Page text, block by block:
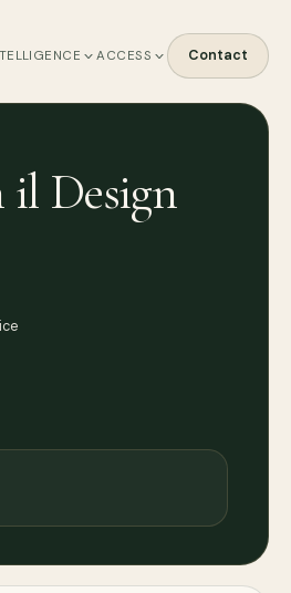
ACCESS Contact
il Design